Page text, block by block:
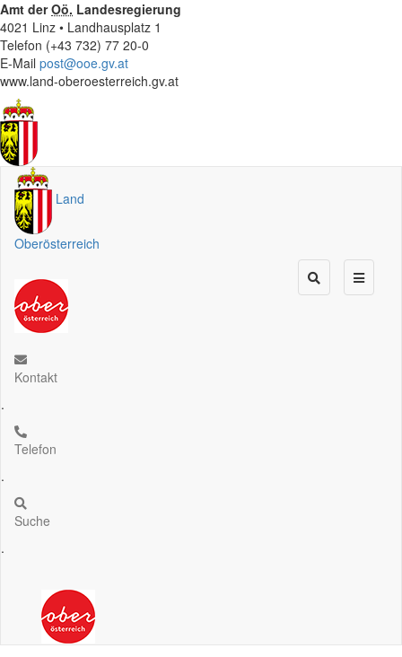
Amt derOö. Landesregierung
4021 Linz • Landhausplatz 1
Telefon (+43 732) 77 20-0
E-Mail post@ooe.gv.at
www.land-oberoesterreich.gv.at
Land
Oberösterreich
Kontakt
.
Telefon
.
Suche
.